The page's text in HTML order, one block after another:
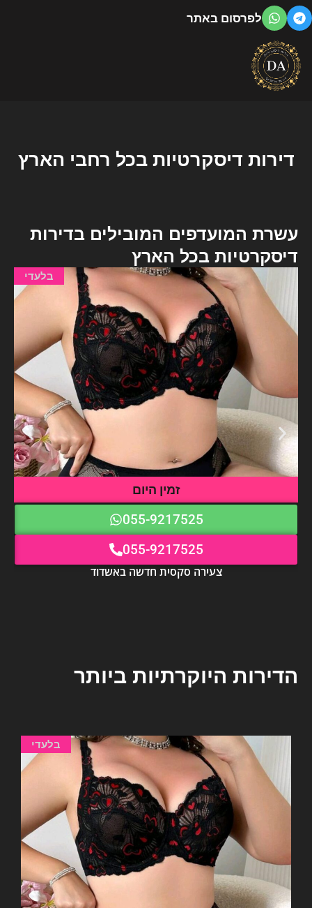
דילוג
לתוכן
לפרסום באתר
דירות דיסקרטיות בכל רחבי הארץ
עשרת המועדפים המובילים בדירות
דיסקרטיות בכל הארץ
בלעדי
זמין היום
055-9217525
055-9217525
צעירה סקסית חדשה באשדוד
הדירות היוקרתיות ביותר
בלעדי